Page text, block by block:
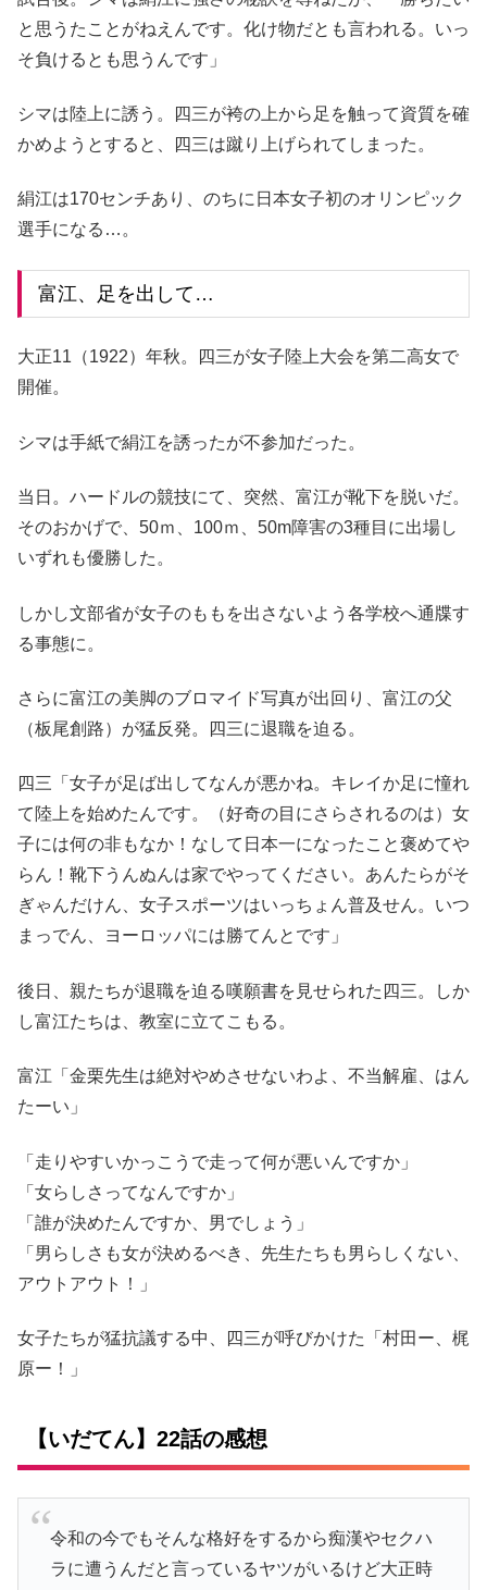
と思うたことがねえんです。化け物だとも言われる。いっ
そ負けるとも思うんです」
シマは陸上に誘う。四三が袴の上から足を触って資質を確
かめようとすると、四三は蹴り上げられてしまった。
絹江は170センチあり、のちに日本女子初のオリンピック
選手になる…。
富江、足を出して…
大正11（1922）年秋。四三が女子陸上大会を第二高女で
開催。
シマは手紙で絹江を誘ったが不参加だった。
当日。ハードルの競技にて、突然、富江が靴下を脱いだ。
そのおかげで、50ｍ、100ｍ、50m障害の3種目に出場し
いずれも優勝した。
しかし文部省が女子のももを出さないよう各学校へ通牒す
る事態に。
さらに富江の美脚のブロマイド写真が出回り、富江の父
（板尾創路）が猛反発。四三に退職を迫る。
四三「女子が足ば出してなんが悪かね。キレイか足に憧れ
て陸上を始めたんです。（好奇の目にさらされるのは）女
子には何の非もなか！なして日本一になったこと褒めてや
らん！靴下うんぬんは家でやってください。あんたらがそ
ぎゃんだけん、女子スポーツはいっちょん普及せん。いつ
まっでん、ヨーロッパには勝てんとです」
後日、親たちが退職を迫る嘆願書を見せられた四三。しか
し富江たちは、教室に立てこもる。
富江「金栗先生は絶対やめさせないわよ、不当解雇、はん
たーい」
「走りやすいかっこうで走って何が悪いんですか」
「女らしさってなんですか」
「誰が決めたんですか、男でしょう」
「男らしさも女が決めるべき、先生たちも男らしくない、
アウトアウト！」
女子たちが猛抗議する中、四三が呼びかけた「村田ー、梶
原ー！」
【いだてん】22話の感想
令和の今でもそんな格好をするから痴漢やセクハ
ラに遭うんだと言っているヤツがいるけど大正時